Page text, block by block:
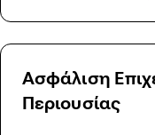
Ασφάλιση
Περιουσίας